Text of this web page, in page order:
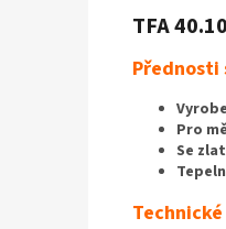
TFA
Přednosti
Pro
Se